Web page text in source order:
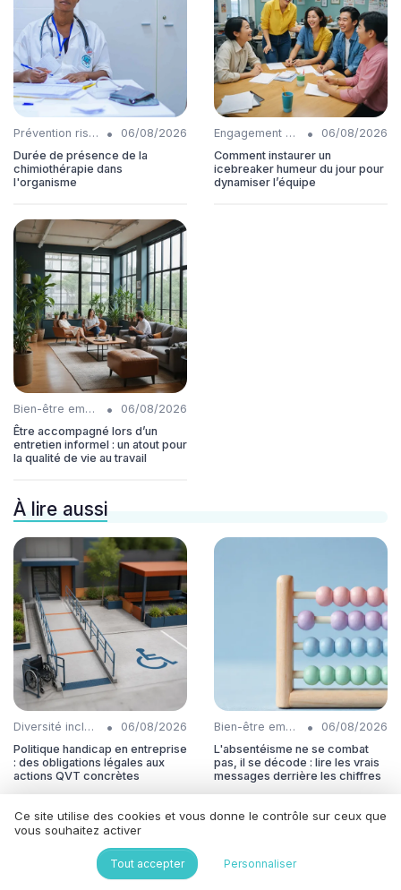
Prévention risques •
06/08/2026
Durée de présence de la
chimiothérapie dans
l'organisme
Engagement collaborateurs •
06/08/2026
Comment instaurer un
icebreaker humeur du jour pour
dynamiser l’équipe
Bien-être employés •
06/08/2026
Être accompagné lors d’un
entretien informel : un atout pour
la qualité de vie au travail
À lire aussi
Diversité inclusion •
06/08/2026
Politique handicap en entreprise
: des obligations légales aux
actions QVT concrètes
Bien-être employés •
06/08/2026
L'absentéisme ne se combat
pas, il se décode : lire les vrais
messages derrière les chiffres
Ce site utilise des cookies et vous donne le contrôle sur ceux que
vous souhaitez activer
Tout accepter Personnaliser